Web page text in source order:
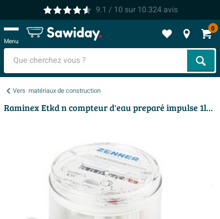
9.1 / 10 sur 10.324avis
Menu
0
Vers matériaux de construction
Raminex Etkd n compteur d'eau preparé impulse 1l/imp. q3 4 130mm dn20 sécheur à jet unique pour eau froide